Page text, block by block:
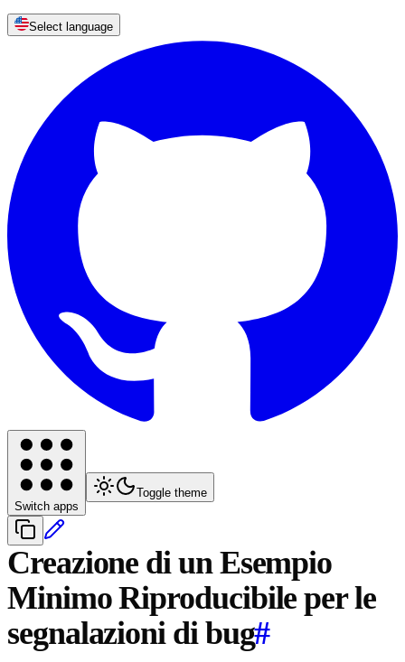
Select language
Switch apps
Toggle theme
Creazione di un Esempio
Minimo Riproducibile per le
segnalazioni di bug#